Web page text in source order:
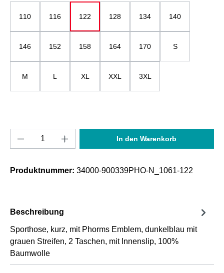
110 116 122 128 134 140
146 152 158 164 170 S
M L XL XXL 3XL
Produkt Anzahl: Gib den gewünschten
In den Warenkorb
Produktnummer: 34000-900339PHO-N_1061-122
Beschreibung
Sporthose, kurz, mit Phorms Emblem, dunkelblau mit
grauen Streifen, 2 Taschen, mit Innenslip, 100%
Baumwolle